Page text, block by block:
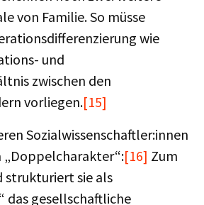
von Familie. So müsse
wie
und
zwischen den
vorliegen.[15]
Sozialwissenschaftler:innen
„Doppelcharakter“:[16] Zum
strukturiert sie als
das gesellschaftliche